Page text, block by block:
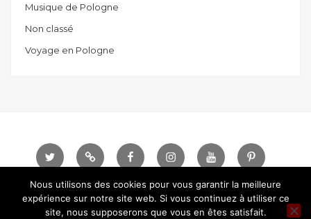
Musique de Pologne
Non classé
Voyage en Pologne
Twitter Telegram FacebookinstagramYoutube Pinterest
Sauce Polonaise © Tous droits réservés.Designed
by DashThemes
Nous utilisons des cookies pour vous garantir la meilleure
expérience sur notre site web. Si vous continuez à utiliser ce
site, nous supposerons que vous en êtes satisfait.